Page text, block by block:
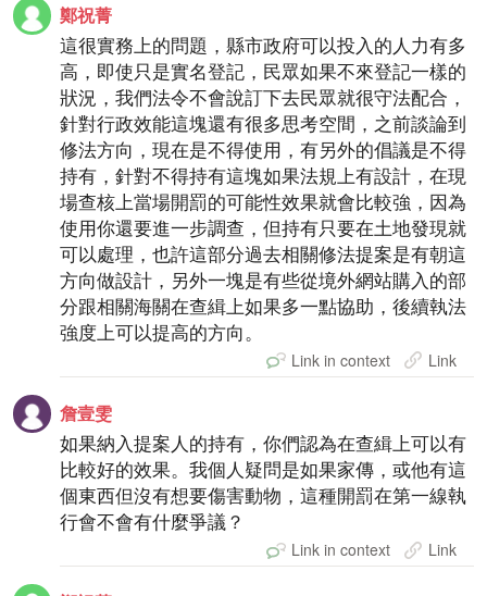
鄭祝菁
這很實務上的問題，縣市政府可以投入的人力有多
高，即使只是實名登記，民眾如果不來登記一樣的
狀況，我們法令不會說訂下去民眾就很守法配合，
針對行政效能這塊還有很多思考空間，之前談論到
修法方向，現在是不得使用，有另外的倡議是不得
持有，針對不得持有這塊如果法規上有設計，在現
場查核上當場開罰的可能性效果就會比較強，因為
使用你還要進一步調查，但持有只要在土地發現就
可以處理，也許這部分過去相關修法提案是有朝這
方向做設計，另外一塊是有些從境外網站購入的部
分跟相關海關在查緝上如果多一點協助，後續執法
強度上可以提高的方向。
Link in context Link
詹壹雯
如果納入提案人的持有，你們認為在查緝上可以有
比較好的效果。我個人疑問是如果家傳，或他有這
個東西但沒有想要傷害動物，這種開罰在第一線執
行會不會有什麼爭議？
Link in context Link